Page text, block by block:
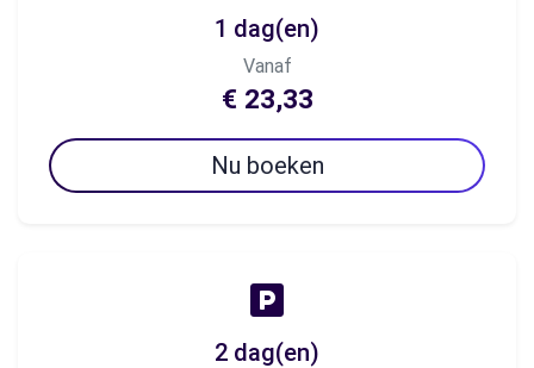
1 dag(en)
Vanaf
€ 23,33
Nu boeken
2 dag(en)